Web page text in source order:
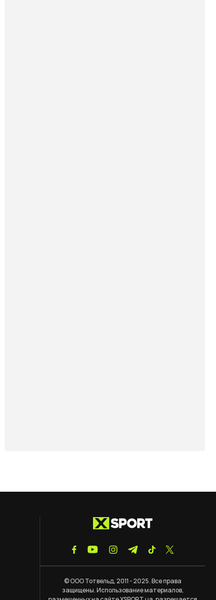
© ООО Тотвельд, 2011 - 2025. Все права
защищены. Использование материалов,